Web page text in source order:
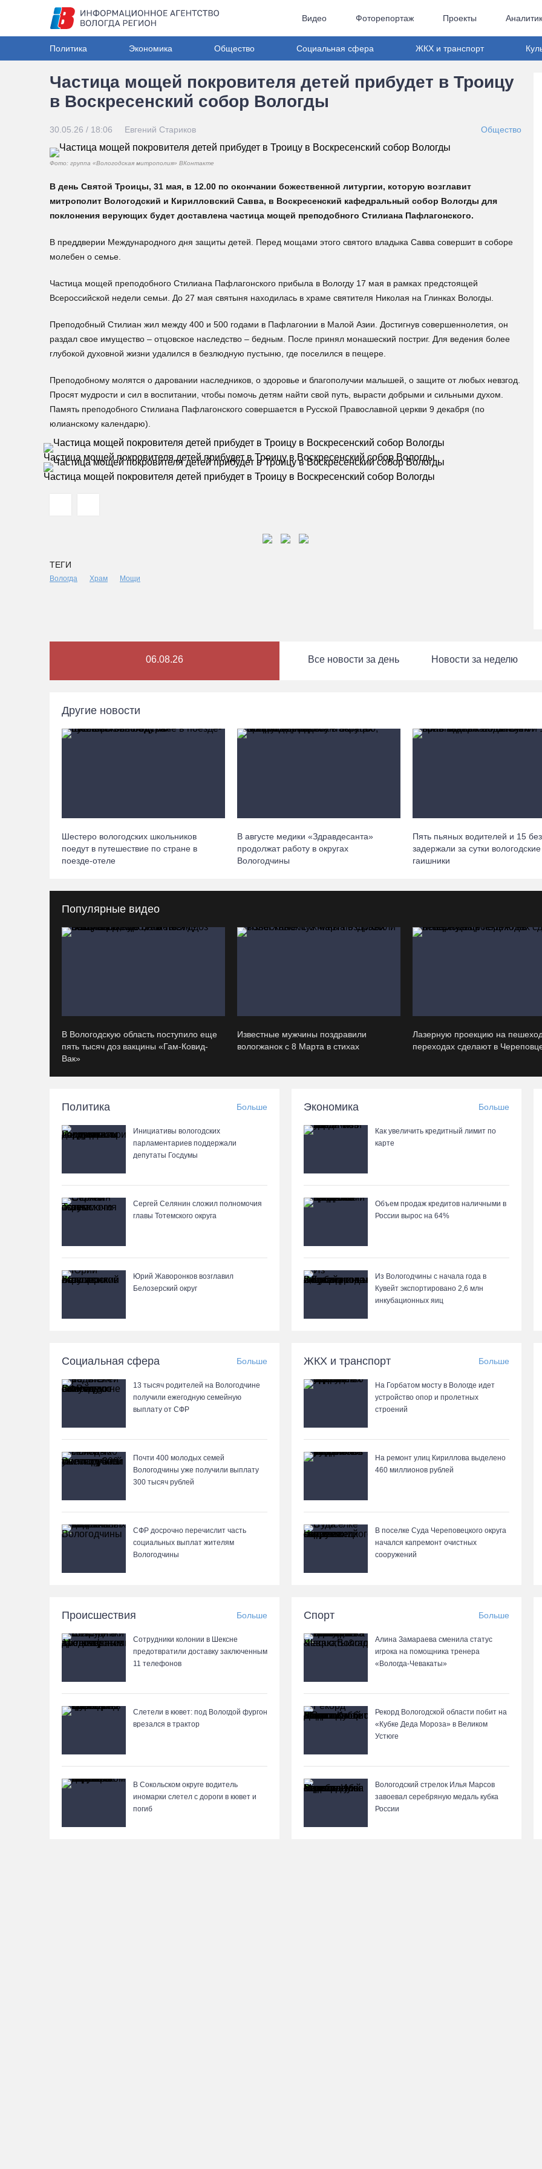
Видео Фоторепортаж Проекты
Политика Экономика Общество Социальная сфера ЖКХ и транспорт
Частица мощей покровителя детей прибудет в Троицу
в Воскресенский собор Вологды
30.05.26 / 18:06 Евгений Стариков Общество
Фото: группа «Вологодская митрополия» ВКонтакте
В день Святой Троицы, 31 мая, в 12.00 по окончании божественной литургии, которую возглавит
митрополит Вологодский и Кирилловский Савва, в Воскресенский кафедральный собор Вологды для
поклонения верующих будет доставлена частица мощей преподобного Стилиана Пафлагонского.
В преддверии Международного дня защиты детей. Перед мощами этого святого владыка Савва совершит в соборе
молебен о семье.
Частица мощей преподобного Стилиана Пафлагонского прибыла в Вологду 17 мая в рамках предстоящей
Всероссийской недели семьи. До 27 мая святыня находилась в храме святителя Николая на Глинках Вологды.
Преподобный Стилиан жил между 400 и 500 годами в Пафлагонии в Малой Азии. Достигнув совершеннолетия, он
раздал свое имущество – отцовское наследство – бедным. После принял монашеский постриг. Для ведения более
глубокой духовной жизни удалился в безлюдную пустыню, где поселился в пещере.
Преподобному молятся о даровании наследников, о здоровье и благополучии малышей, о защите от любых невзгод.
Просят мудрости и сил в воспитании, чтобы помочь детям найти свой путь, вырасти добрыми и сильными духом.
Память преподобного Стилиана Пафлагонского совершается в Русской Православной церкви 9 декабря (по
юлианскому календарю).
Частица мощей покровителя детей прибудет в Троицу в Воскресенский собор Вологды
Частица мощей покровителя детей прибудет в Троицу в Воскресенский собор Вологды
ТЕГИ
Вологда Храм Мощи
06.08.26 Все новости за день Новости за неделю
Другие новости
Шестеро вологодских школьников
поедут в путешествие по стране в
поезде-отеле
В августе медики «Здравдесанта»
продолжат работу в округах
Вологодчины
Пять пьяных водителей и 15
задержали за сутки вологодские
гаишники
Популярные видео
В Вологодскую область поступило еще
пять тысяч доз вакцины «Гам-Ковид-
Вак»
Известные мужчины поздравили
вологжанок с 8 Марта в стихах
Лазерную проекцию на
переходах сделают в
Политика Больше
Инициативы вологодских
парламентариев поддержали
депутаты Госдумы
Сергей Селянин сложил полномочия
главы Тотемского округа
Юрий Жаворонков возглавил
Белозерский округ
Экономика Больше
Как увеличить кредитный лимит по
карте
Объем продаж кредитов наличными в
России вырос на 64%
Из Вологодчины с начала года в
Кувейт экспортировано 2,6 млн
инкубационных яиц
Социальная сфера Больше
13 тысяч родителей на Вологодчине
получили ежегодную семейную
выплату от СФР
Почти 400 молодых семей
Вологодчины уже получили выплату
300 тысяч рублей
СФР досрочно перечислит часть
социальных выплат жителям
Вологодчины
ЖКХ и транспорт Больше
На Горбатом мосту в Вологде идет
устройство опор и пролетных
строений
На ремонт улиц Кириллова выделено
460 миллионов рублей
В поселке Суда Череповецкого округа
начался капремонт очистных
сооружений
Происшествия Больше
Сотрудники колонии в Шексне
предотвратили доставку заключенным
11 телефонов
Слетели в кювет: под Вологдой фургон
врезался в трактор
В Сокольском округе водитель
иномарки слетел с дороги в кювет и
погиб
Спорт Больше
Алина Замараева сменила статус
игрока на помощника тренера
«Вологда-Чевакаты»
Рекорд Вологодской области побит на
«Кубке Деда Мороза» в Великом
Устюге
Вологодский стрелок Илья Марсов
завоевал серебряную медаль кубка
России